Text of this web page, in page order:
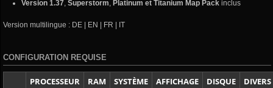
Version 1.37,Superstorm, Platinum et Titanium Map Pack inclus
Version multilingue : DE | EN | FR | IT
CONFIGURATION REQUISE
PROCESSEUR RAM SYSTÈME AFFICHAGE DISQUE DIVERS